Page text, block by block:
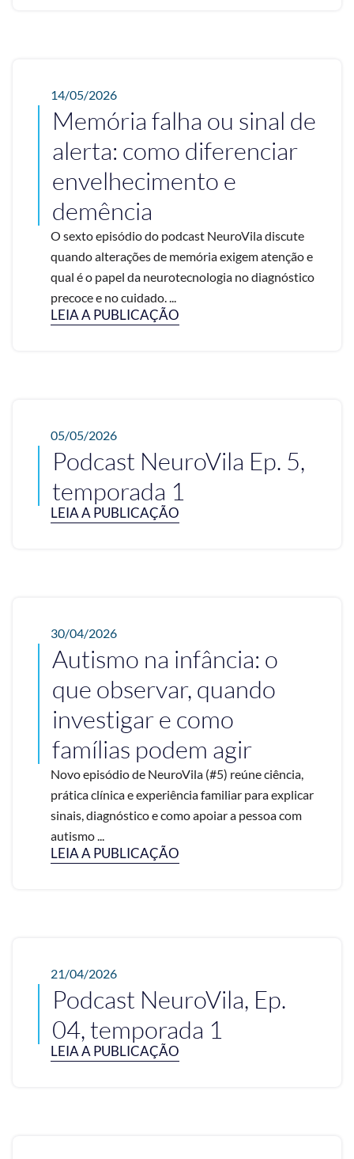
14/05/2026
Memória falha ou sinal de
alerta: como diferenciar
envelhecimento e
demência
O sexto episódio do podcast NeuroVila discute
quando alterações de memória exigem atenção e
qual é o papel da neurotecnologia no diagnóstico
precoce e no cuidado. ...
LEIA A PUBLICAÇÃO
05/05/2026
Podcast NeuroVila Ep. 5,
temporada 1
LEIA A PUBLICAÇÃO
30/04/2026
Autismo na infância: o
que observar, quando
investigar e como
famílias podem agir
Novo episódio de NeuroVila (#5) reúne ciência,
prática clínica e experiência familiar para explicar
sinais, diagnóstico e como apoiar a pessoa com
autismo ...
LEIA A PUBLICAÇÃO
21/04/2026
Podcast NeuroVila, Ep.
04, temporada 1
LEIA A PUBLICAÇÃO